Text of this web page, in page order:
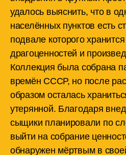
удалось выяснить, что в
населённых пунктов есть
подвале которого
драгоценностей и
Коллекция была собрана
времён СССР, но после
образом осталась
утерянной. Благодаря
сыщики планировали по
выйти на собрание
обнаружен мёртвым в